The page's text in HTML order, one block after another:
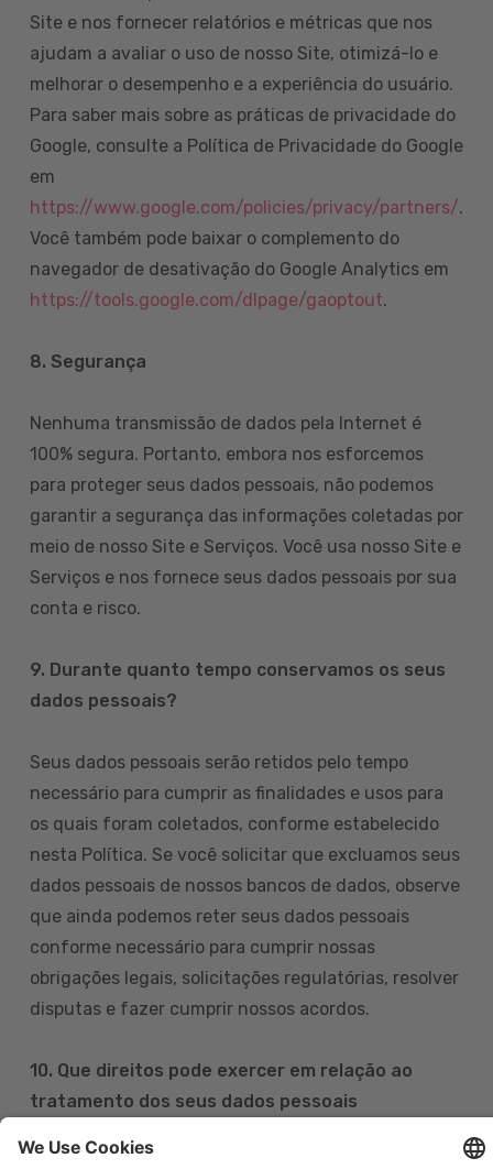
Site e nos fornecer relatórios e métricas que nos
ajudam a avaliar o uso de nosso Site, otimizá-lo e
melhorar o desempenho e a experiência do usuário.
Para saber mais sobre as práticas de privacidade do
Google, consulte a Política de Privacidade do Google
em
https://www.google.com/policies/privacy/partners/.
Você também pode baixar o complemento do
navegador de desativação do Google Analytics em
https://tools.google.com/dlpage/gaoptout.
8. Segurança
Nenhuma transmissão de dados pela Internet é
100% segura. Portanto, embora nos esforcemos
para proteger seus dados pessoais, não podemos
garantir a segurança das informações coletadas por
meio de nosso Site e Serviços. Você usa nosso Site e
Serviços e nos fornece seus dados pessoais por sua
conta e risco.
9. Durante quanto tempo conservamos os seus
dados pessoais?
Seus dados pessoais serão retidos pelo tempo
necessário para cumprir as finalidades e usos para
os quais foram coletados, conforme estabelecido
nesta Política. Se você solicitar que excluamos seus
dados pessoais de nossos bancos de dados, observe
que ainda podemos reter seus dados pessoais
conforme necessário para cumprir nossas
obrigações legais, solicitações regulatórias, resolver
disputas e fazer cumprir nossos acordos.
10. Que direitos pode exercer em relação ao
tratamento dos seus dados pessoais